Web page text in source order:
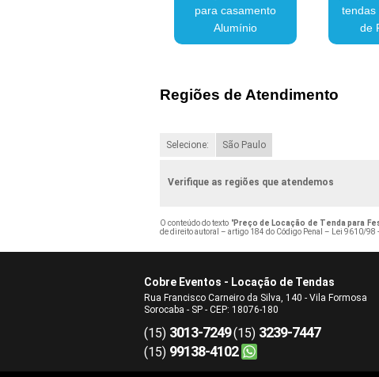
para casamento
Alumínio
tendas
de
Regiões de Atendimento
Selecione: São Paulo
Verifique as regiões que atendemos
O conteúdo do texto "Preço de Locação de Tenda para
de direito autoral – artigo 184 do Código Penal – Lei 9610/98
Cobre Eventos - Locação de Tendas
Rua Francisco Carneiro da Silva, 140 - Vila Formosa
Sorocaba - SP - CEP: 18076-180
(15) 3013-7249(15) 3239-7447
(15) 99138-4102